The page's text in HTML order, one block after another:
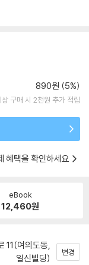
890원 (5%)
구매 시 2천원 추가 적립
혜택을 확인하세요
eBook
12,460원
11(여의도동,
일신빌딩)
변경